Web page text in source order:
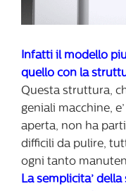
Infatti il modello
quello con la
Questa struttura,
geniali macchine,
aperta, non ha
difficili da pulire,
ogni tanto
La semplicita’